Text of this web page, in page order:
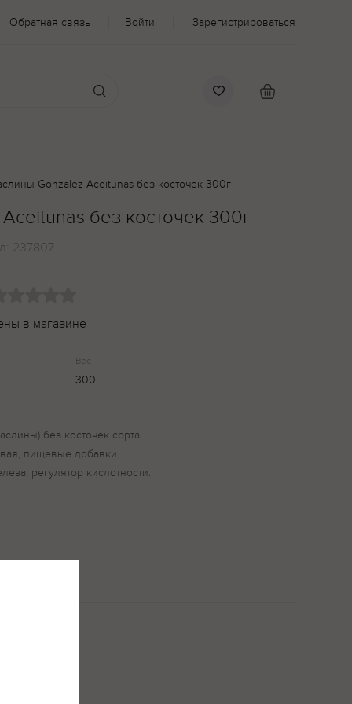
Обратная связь Войти Зарегистрироваться
Gonzalez Aceitunas без косточек 300г
без косточек 300г
237807
в магазине
Вес
300
без косточек сорта
пищевые добавки
регулятор кислотности: